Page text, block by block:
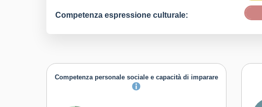
Competenza espressione culturale:
Competenza personale sociale e capacità di imparare